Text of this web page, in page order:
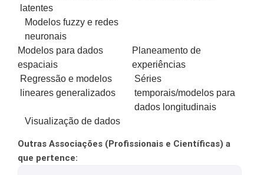
latentes
Modelos fuzzy e redes
neuronais
Modelos para dados
espaciais
Planeamento de
experiências
Regressão e modelos
lineares generalizados
Séries
temporais/modelos para
dados longitudinais
Visualização de dados
Outras Associações (Profissionais e Científicas) a
que pertence: